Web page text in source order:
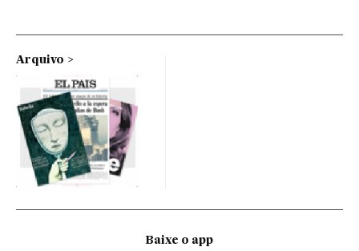
Arquivo
Baixe o app